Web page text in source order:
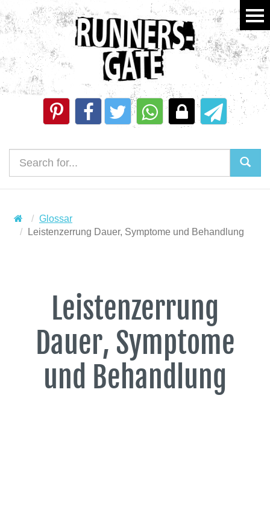
Glossar
Leistenzerrung Dauer, Symptome und Behandlung
Leistenzerrung
Dauer, Symptome
und Behandlung